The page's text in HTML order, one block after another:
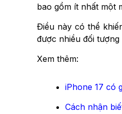
bao gồm ít nhất một
Điều này có thể
được nhiều đối
Xem thêm:
iPhone 17 có
Cách nhận